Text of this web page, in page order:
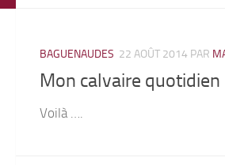
BAGUENAUDES 22 AOÛT 2014 PAR
Mon calvaire quotidien
Voilà ….